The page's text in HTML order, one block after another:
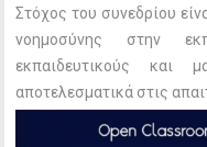
Στόχος του συνεδρίου
νοημοσύνης στην
εκπαιδευτικούς και
αποτελεσματικά στις